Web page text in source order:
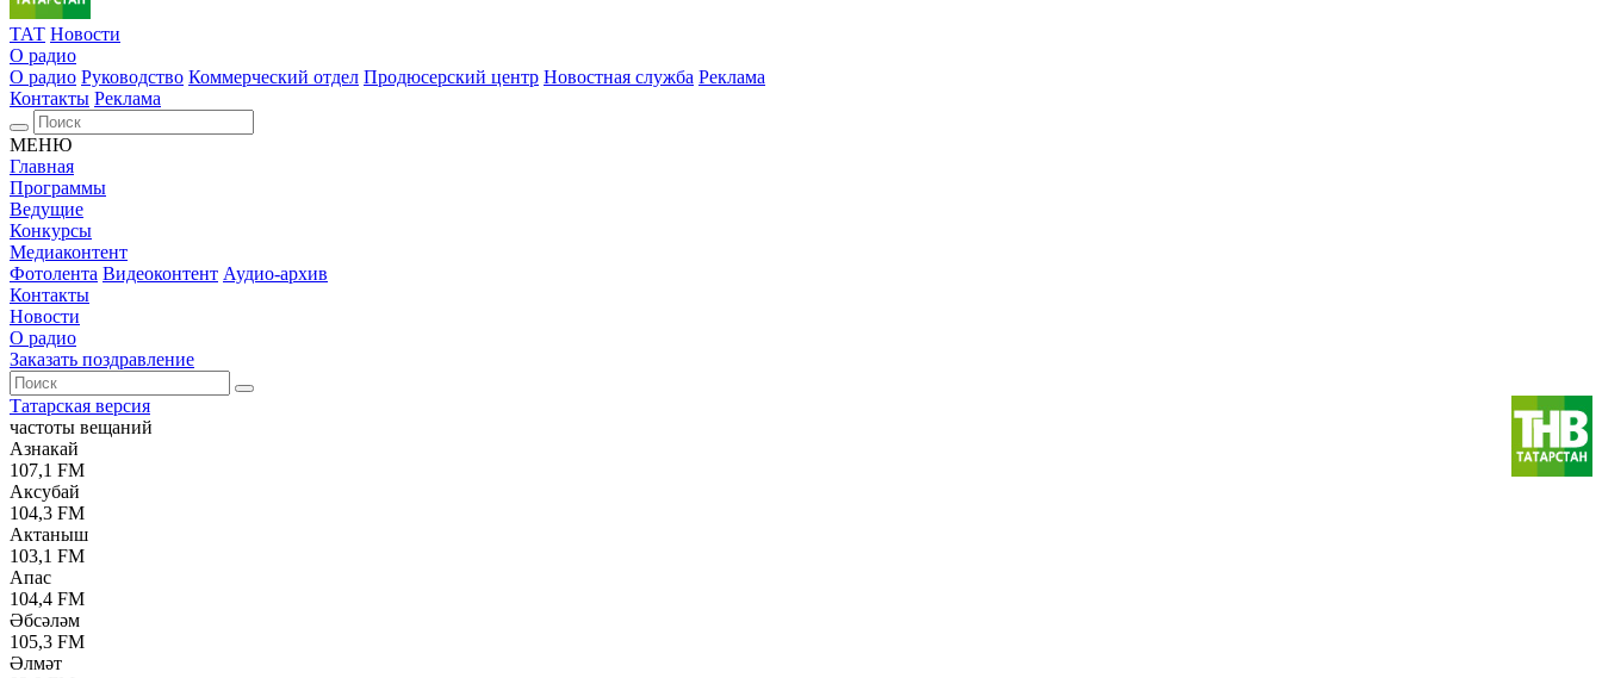
ТАТ Новости
О радио
О радио Руководство Коммерческий отдел Продюсерский центр Новостная служба Реклама
Контакты Реклама
МЕНЮ
Главная
Программы
Ведущие
Конкурсы
Медиаконтент
Фотолента Видеоконтент Аудио-архив
Контакты
Новости
О радио
Заказать поздравление
Татарская версия
частоты вещаний
Азнакай
107,1 FM
Аксубай
104,3 FM
Актаныш
103,1 FM
Апас
104,4 FM
Әбсәләм
105,3 FM
Әлмәт